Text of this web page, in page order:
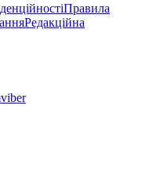
Правила
Редакційна
viber